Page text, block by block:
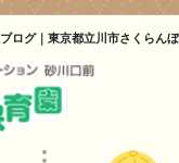
ブログ｜東京都立川市さくらん